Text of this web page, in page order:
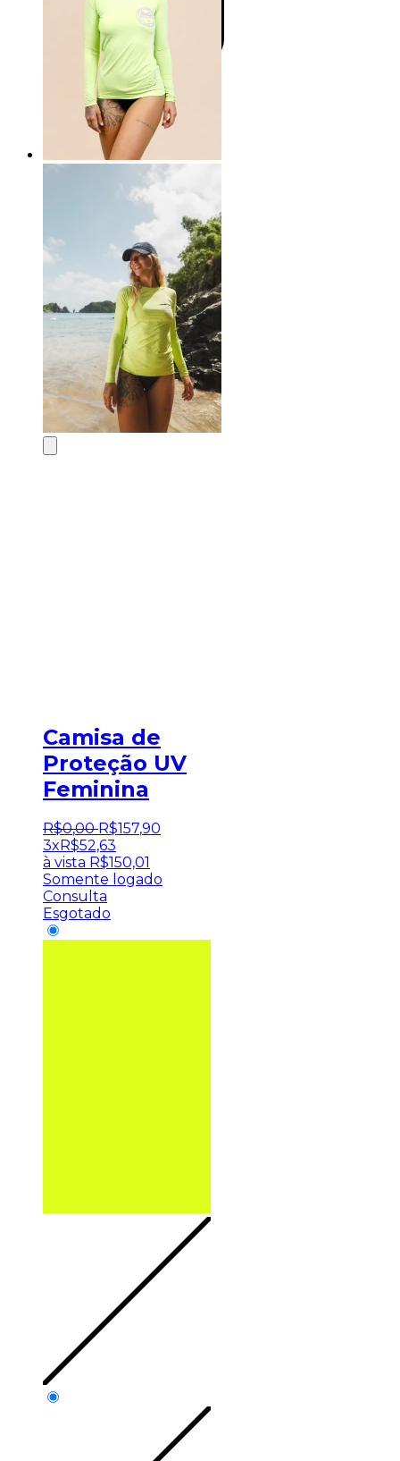
Camisa de
Proteção UV
Feminina
R$0,00 R$157,90
3x R$52,63
à vista R$150,01
Somente logado
Consulta
Esgotado